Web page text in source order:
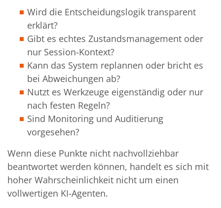
Wird die Entscheidungslogik transparent
erklärt?
Gibt es echtes Zustandsmanagement oder
nur Session-Kontext?
Kann das System replannen oder bricht es
bei Abweichungen ab?
Nutzt es Werkzeuge eigenständig oder nur
nach festen Regeln?
Sind Monitoring und Auditierung
vorgesehen?
Wenn diese Punkte nicht nachvollziehbar
beantwortet werden können, handelt es sich mit
hoher Wahrscheinlichkeit nicht um einen
vollwertigen KI-Agenten.